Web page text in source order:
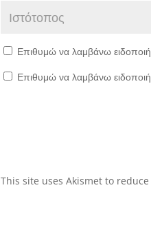
Επιθυμώ να λαμβάνω
Επιθυμώ να λαμβάνω
This site uses Akismet to